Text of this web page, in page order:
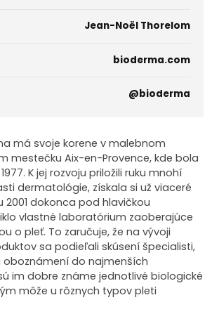
Jean-Noël Thorelom
bioderma.com
@bioderma
má svoje korene v malebnom
mestečku Aix-en-Provence, kde bola
K jej rozvoju priložili ruku mnohí
dermatológie, získala si už viaceré
2001 dokonca pod hlavičkou
vlastné laboratórium zaoberajúce
o pleť. To zaručuje, že na vývoji
sa podieľali skúsení špecialisti,
oboznámení do najmenších
im dobre známe jednotlivé biologické
môže u rôznych typov pleti